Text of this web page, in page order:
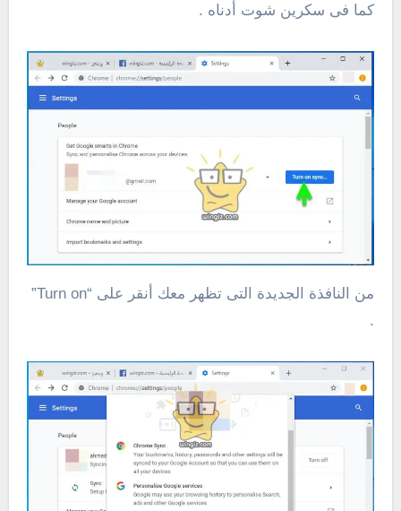
كما فى سكرين شوت أدناه .
من النافذة الجديدة التى تظهر معك أنقر على “Turn on”
.